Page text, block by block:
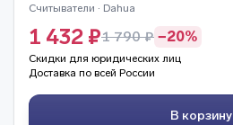
Считыватели · Dahua
1 432 ₽1 790 ₽ −20%
Скидки для юридических лиц
Доставка по всей России
В корзину